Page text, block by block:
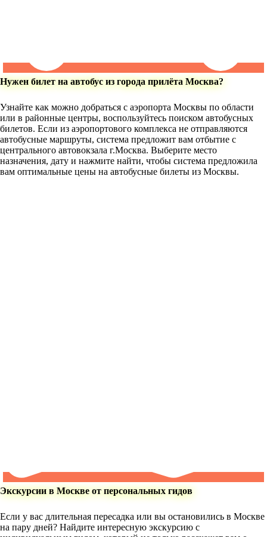
Нужен билет на автобус из города прилёта Москва?
Узнайте как можно добраться с аэропорта Москвы по области
или в районные центры, воспользуйтесь поиском автобусных
билетов. Если из аэропортового комплекса не отправляются
автобусные маршруты, система предложит вам отбытие с
центрального автовокзала г.Москва. Выберите место
назначения, дату и нажмите найти, чтобы система предложила
вам оптимальные цены на автобусные билеты из Москвы.
Экскурсии в Москве от персональных гидов
Если у вас длительная пересадка или вы остановились в Москве
на пару дней? Найдите интересную экскурсию с